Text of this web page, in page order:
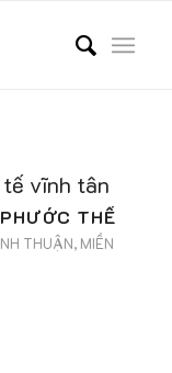
vĩnh tân
THỂ
THUẬN, MIỀN